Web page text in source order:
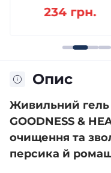
234 грн.
Опис
Живильний
GOODNESS &
очищення та
персика й